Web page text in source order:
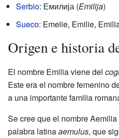
Serbio: Емилија (Emilija)
Sueco: Emelie, Emilie,
Origen e historia
El nombre Emilia viene del
Este era el nombre femenino
a una importante familia
Se cree que el nombre
palabra latinaaemulus, que